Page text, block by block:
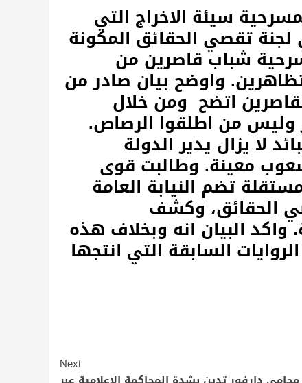
سيئة الاخراج التي
تقصي الحقائق المكونة
شباب قاصرين من
واوضح بيان صادر من
اتضح ومن خلال
وليس من اطلقوا الرصاص.
لا يزال يدير الدولة
معينة. وطالبت قوى
تضم النيابة العامة
الحقائق، وكشف
البيان انه وبخلاف هذه
السابقة التي انتجها
Next